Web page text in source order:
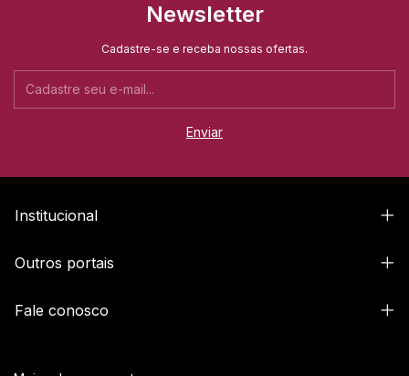
Newsletter
Cadastre-se e receba nossas ofertas.
Institucional
Outros portais
Fale conosco